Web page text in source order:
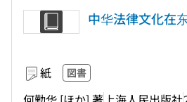
中华法律文化在
紙 図書